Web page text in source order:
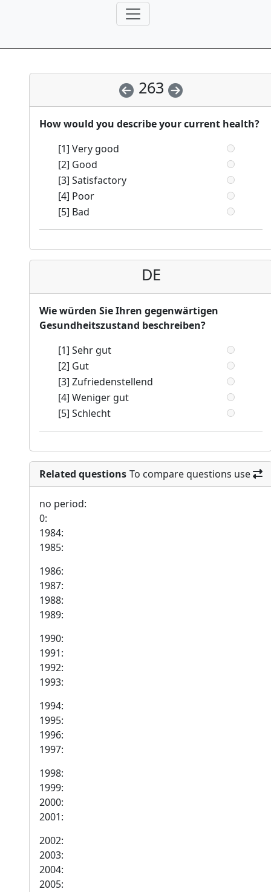
263
How would you describe your current health?
[1] Very good
[2] Good
[3] Satisfactory
[4] Poor
[5] Bad
DE
Wie würden Sie Ihren gegenwärtigen
Gesundheitszustand beschreiben?
[1] Sehr gut
[2] Gut
[3] Zufriedenstellend
[4] Weniger gut
[5] Schlecht
Related questions To compare questions use
no period:
0:
1984:
1985:
1986:
1987:
1988:
1989:
1990:
1991:
1992:
1993:
1994:
1995:
1996:
1997:
1998:
1999:
2000:
2001:
2002:
2003:
2004:
2005: